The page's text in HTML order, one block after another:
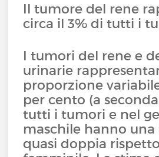
Il tumore del rene
circa il 3% di tutti i
I tumori del rene e
urinarie
proporzione
per cento (a
tutti i tumori e nel
maschile hanno
quasi doppia